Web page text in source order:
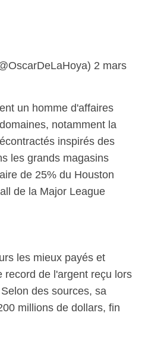
2 mars
un homme d'affaires
notamment la
inspirés des
les grands magasins
de 25% du Houston
de la Major League
les mieux payés et
record de l'argent reçu lors
des sources, sa
millions de dollars, fin